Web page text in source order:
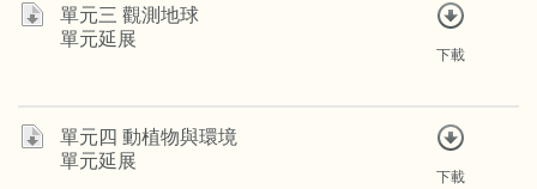
單元三 觀測地球
單元延展
下載
單元四 動植物與環境
單元延展
下載